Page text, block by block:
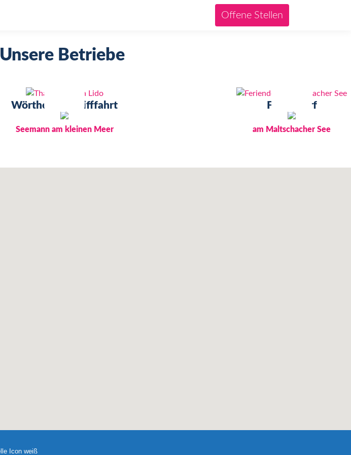
Offene Stellen
Unsere Betriebe
Wörtherseeschifffahrt
Seemann am kleinen Meer
Feriendorf
am Maltschacher See